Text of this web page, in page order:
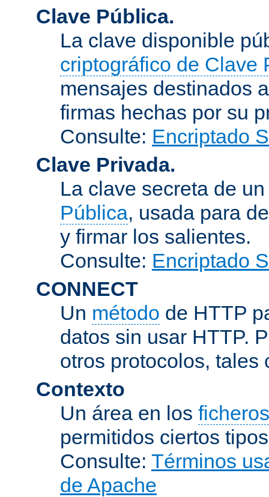
Clave Pública.
La clave disponible
criptográfico de Clave
mensajes destinados
firmas hechas por su
Consulte: Encriptado
Clave Privada.
La clave secreta de
Pública, usada para
y firmar los salientes.
Consulte: Encriptado
CONNECT
Un método de HTTP
datos sin usar HTTP.
otros protocolos, tales
Contexto
Un área en los
permitidos ciertos
Consulte: Términos
de Apache